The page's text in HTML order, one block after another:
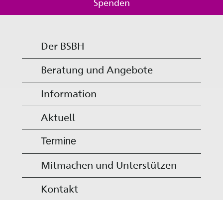
Der BSBH
Beratung und Angebote
Information
Aktuell
Termine
Mitmachen und Unterstützen
Kontakt